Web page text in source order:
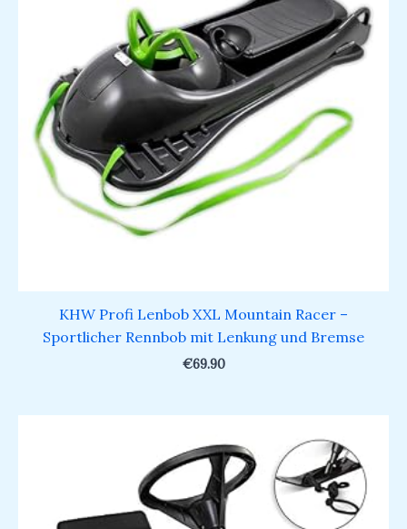
KHW Profi Lenbob XXL Mountain Racer –
Sportlicher Rennbob mit Lenkung und Bremse
€69.90